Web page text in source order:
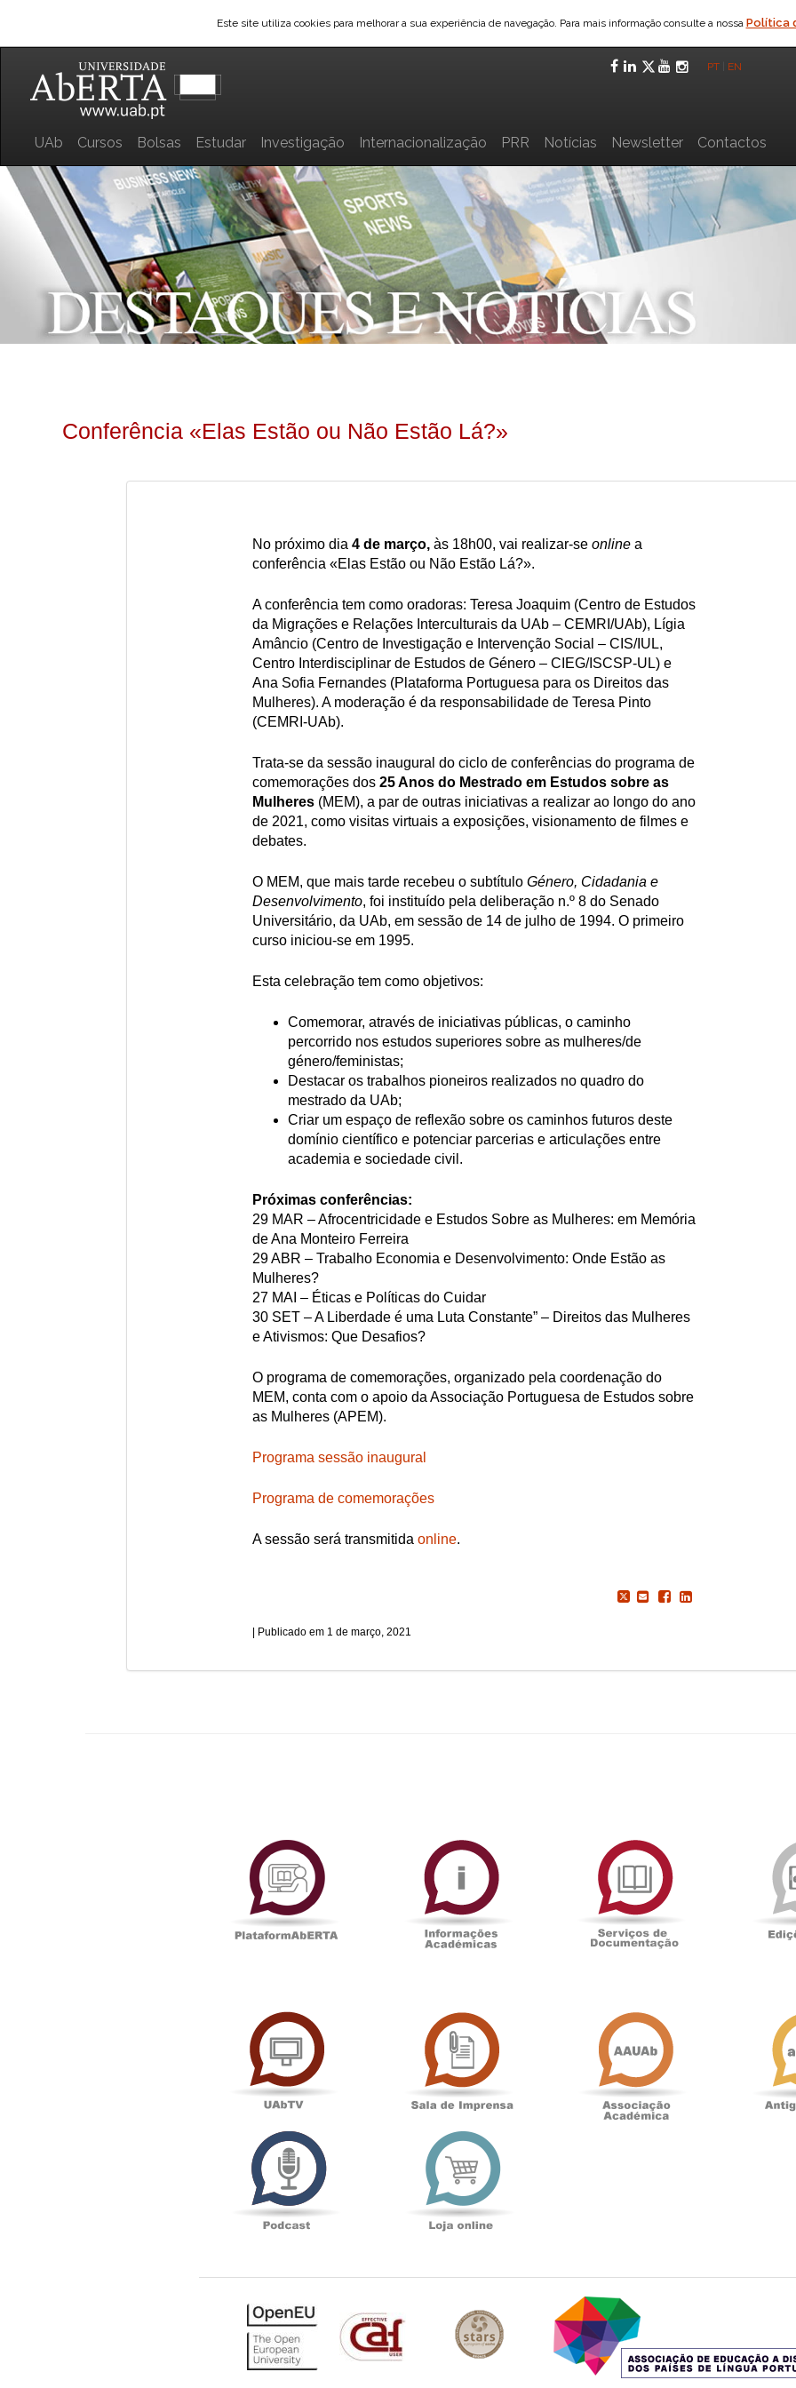
Este site utiliza cookies para melhorar a sua experiência de navegação. Para mais informação consulte a nossa Política
Facebook
LinkedIn
Twitter
YouTube
PT EN
UAb Cursos Bolsas Estudar Investigação Internacionalização PRR Notícias Newsletter Contactos
Conferência «Elas Estão ou Não Estão Lá?»
No próximo dia 4 de março, às 18h00, vai realizar-se onlinea
conferência «Elas Estão ou Não Estão Lá?».
A conferência tem como oradoras: Teresa Joaquim (Centro de Estudos
da Migrações e Relações Interculturais da UAb – CEMRI/UAb), Lígia
Amâncio (Centro de Investigação e Intervenção Social – CIS/IUL,
Centro Interdisciplinar de Estudos de Género – CIEG/ISCSP-UL) e
Ana Sofia Fernandes (Plataforma Portuguesa para os Direitos das
Mulheres). A moderação é da responsabilidade de Teresa Pinto
(CEMRI-UAb).
Trata-se da sessão inaugural do ciclo de conferências do programa de
comemorações dos 25 Anos do Mestrado em Estudos sobre as
Mulheres(MEM), a par de outras iniciativas a realizar ao longo do ano
de 2021, como visitas virtuais a exposições, visionamento de filmes e
debates.
O MEM, que mais tarde recebeu o subtítulo Género, Cidadania e
Desenvolvimento, foi instituído pela deliberação n.º 8 do Senado
Universitário, da UAb, em sessão de 14 de julho de 1994. O primeiro
curso iniciou-se em 1995.
Esta celebração tem como objetivos:
Comemorar, através de iniciativas públicas, o caminho
percorrido nos estudos superiores sobre as mulheres/de
género/feministas;
Destacar os trabalhos pioneiros realizados no quadro do
mestrado da UAb;
Criar um espaço de reflexão sobre os caminhos futuros deste
domínio científico e potenciar parcerias e articulações entre
academia e sociedade civil.
Próximas conferências:
29 MAR – Afrocentricidade e Estudos Sobre as Mulheres: em Memória
de Ana Monteiro Ferreira
29 ABR – Trabalho Economia e Desenvolvimento: Onde Estão as
Mulheres?
27 MAI – Éticas e Políticas do Cuidar
30 SET – A Liberdade é uma Luta Constante” – Direitos das Mulheres
e Ativismos: Que Desafios?
O programa de comemorações, organizado pela coordenação do
MEM, conta com o apoio da Associação Portuguesa de Estudos sobre
as Mulheres (APEM).
Programa sessão inaugural
Programa de comemorações
A sessão será transmitida online.
1 de março, 2021
PlataformAberta
Académicas